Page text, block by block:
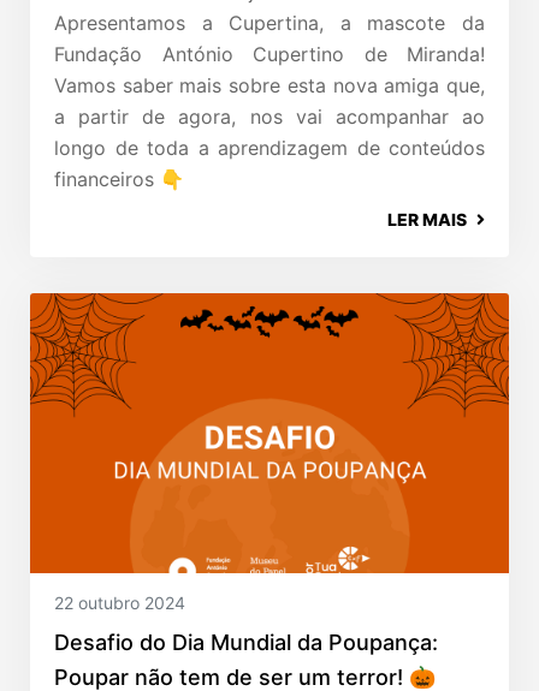
Apresentamos a Cupertina, a mascote da
Fundação António Cupertino de Miranda!
Vamos saber mais sobre esta nova amiga que,
a partir de agora, nos vai acompanhar ao
longo de toda a aprendizagem de conteúdos
financeiros 👇
LER MAIS
22 outubro 2024
Desafio do Dia Mundial da Poupança:
Poupar não tem de ser um terror! 🎃